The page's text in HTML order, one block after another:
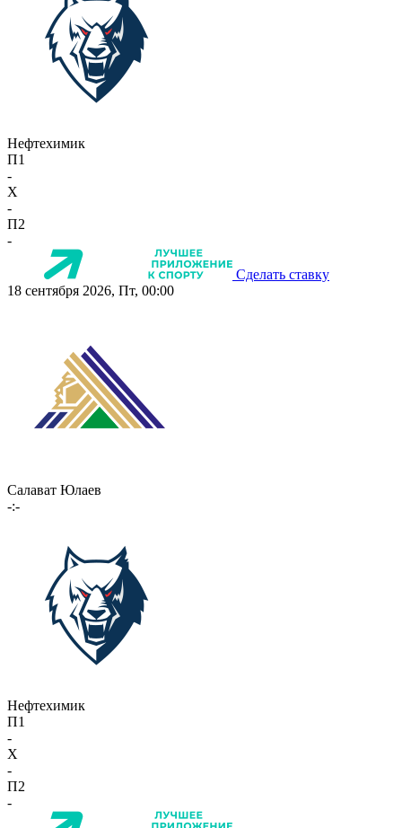
Нефтехимик
П1
-
X
-
П2
-
Сделать ставку
18 сентября 2026, Пт, 00:00
Салават Юлаев
-:-
Нефтехимик
П1
-
X
-
П2
-